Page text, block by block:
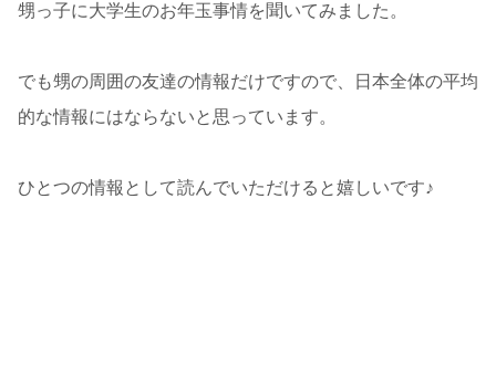
甥っ子に大学生のお年玉事情を聞いてみました。
でも甥の周囲の友達の情報だけですので、日本全体の平均
的な情報にはならないと思っています。
ひとつの情報として読んでいただけると嬉しいです♪